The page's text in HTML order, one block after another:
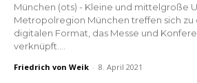
München (ots) - Kleine und mittelgroße
Metropolregion München treffen sich zu
digitalen Format, das Messe und
verknüpft....
Friedrich von Weik - 8. April 2021